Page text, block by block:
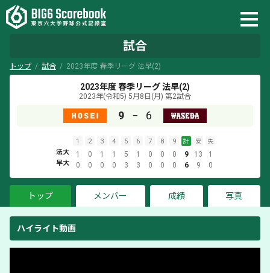
試合
トップ 試合 2023年度 春季リーグ 法早(2)
2023年度 春季リーグ 法早(2)
2023年(令和5) 5月8日(月) 第2試合
9 − 6
1 2 3 4 5 6 7 8 9 計 安 失
法大 1 0 1 1 5 1 0 0 0 9 13 1
早大 0 0 0 0 3 3 0 0 0 6 9 0
トップ メンバー 成績 写真
ハイライト動画